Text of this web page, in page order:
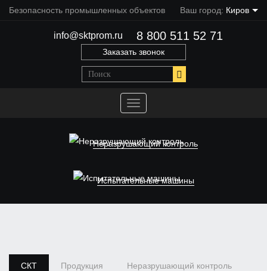
Безопасность промышленных объектов Ваш город: Киров
info@sktprom.ru 8 800 511 52 71
Заказать звонок
Переключить
навигацию
Неразрушающий контроль
Испытательные машины
СКТ Продукция Неразрушающий контроль